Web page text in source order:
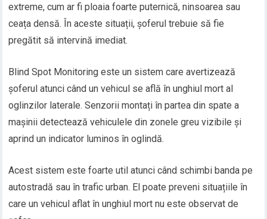
extreme, cum ar fi ploaia foarte puternică, ninsoarea sau
ceața densă. În aceste situații, șoferul trebuie să fie
pregătit să intervină imediat.
Blind Spot Monitoring este un sistem care avertizează
șoferul atunci când un vehicul se află în unghiul mort al
oglinzilor laterale. Senzorii montați în partea din spate a
mașinii detectează vehiculele din zonele greu vizibile și
aprind un indicator luminos în oglindă.
Acest sistem este foarte util atunci când schimbi banda pe
autostradă sau în trafic urban. El poate preveni situațiile în
care un vehicul aflat în unghiul mort nu este observat de